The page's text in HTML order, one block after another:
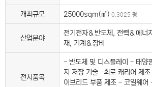
개최규모 25000sqm(㎡) 0.3025 평
산업분야
전기전자＆반도체, 전력＆에너
재, 기계＆장비
전시품목
- 반도체 및 디스플레이 - 태양
지 저장 기술 -회로 캐리어 제
이브리드 부품 제조 - 코일웨